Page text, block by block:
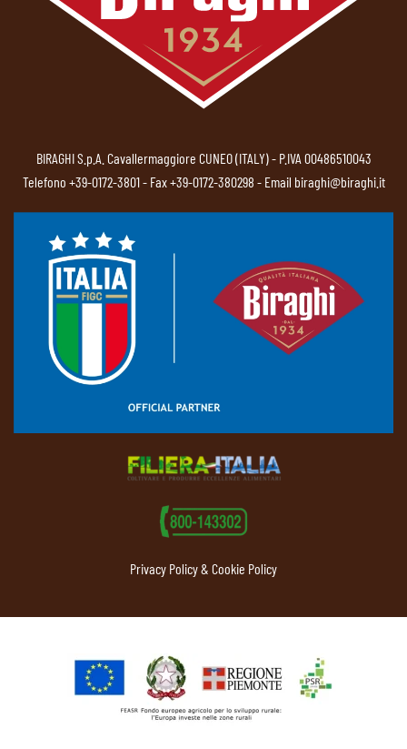
BIRAGHI S.p.A. Cavallermaggiore CUNEO (ITALY) - P.IVA 00486510043
Telefono +39-0172-3801- Fax +39-0172-380298 - Email biraghi@biraghi.it
Privacy Policy & Cookie Policy